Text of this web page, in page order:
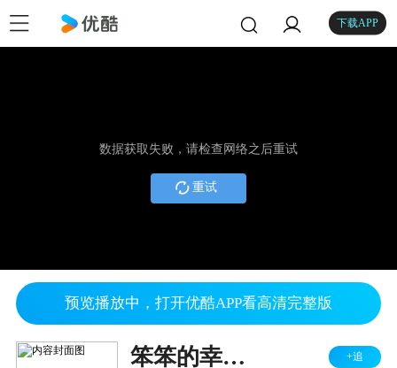
下载APP
数据获取失败，请检查网络之后重试
重试
预览播放中，打开优酷APP看高清完整版
笨笨的幸福生活之幸福花园 +追